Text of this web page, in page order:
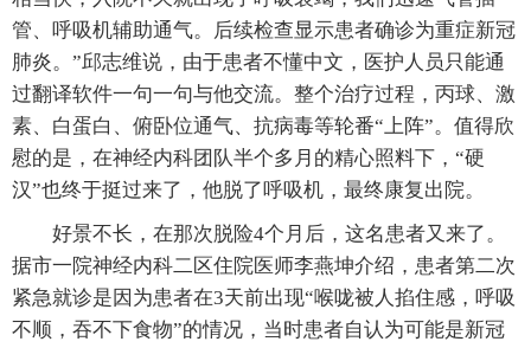
管、呼吸机辅助通气。后续检查显示患者确诊为重症新冠
肺炎。”邱志维说，由于患者不懂中文，医护人员只能通
过翻译软件一句一句与他交流。整个治疗过程，丙球、激
素、白蛋白、俯卧位通气、抗病毒等轮番“上阵”。值得欣
慰的是，在神经内科团队半个多月的精心照料下，“硬
汉”也终于挺过来了，他脱了呼吸机，最终康复出院。
好景不长，在那次脱险4个月后，这名患者又来了。
据市一院神经内科二区住院医师李燕坤介绍，患者第二次
紧急就诊是因为患者在3天前出现“喉咙被人掐住感，呼吸
不顺，吞不下食物”的情况，当时患者自认为可能是新冠